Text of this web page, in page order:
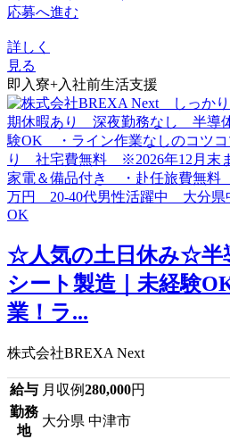
応募へ進む
詳しく
見る
即入寮+入社前生活支援
☆人気の土日休み☆半
シート製造｜未経験
業！ラ...
株式会社BREXA Next
給与 月収例280,000円
勤務
地
大分県 中津市